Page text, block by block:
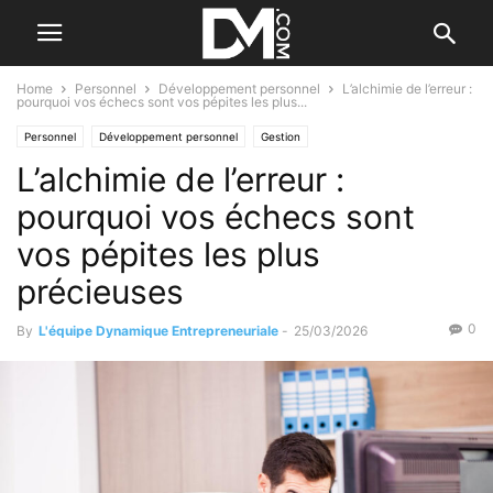
Home Personnel Développement personnel
L’alchimie de l’erreur :
pourquoi vos échecs sont vos pépites les plus...
Personnel Développement personnel Gestion
Gestion du temps et du stress Le B.A. BA de la gestion
Les fautes de gestion
L’alchimie de l’erreur :
pourquoi vos échecs sont
vos pépites les plus
précieuses
By L'équipe Dynamique Entrepreneuriale - 25/03/2026 0